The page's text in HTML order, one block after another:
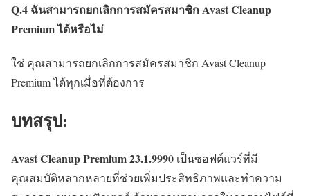
Q.4 ฉันสามารถยกเลิกการสมัครสมาชิก Avast Cleanup
Premium ได้หรือไม่
ใช่ คุณสามารถยกเลิกการสมัครสมาชิก Avast Cleanup
Premium ได้ทุกเมื่อที่ต้องการ
บทสรุป:
Avast Cleanup Premium 23.1.9990 เป็นซอฟต์แวร์ที่มี
คุณสมบัติหลากหลายที่ช่วยเพิ่มประสิทธิภาพและทำความ